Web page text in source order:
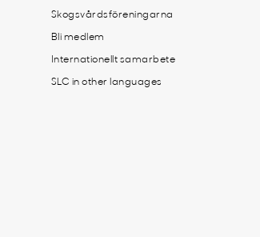
Skogsvårdsföreningarna
Bli medlem
Internationellt samarbete
SLC in other languages